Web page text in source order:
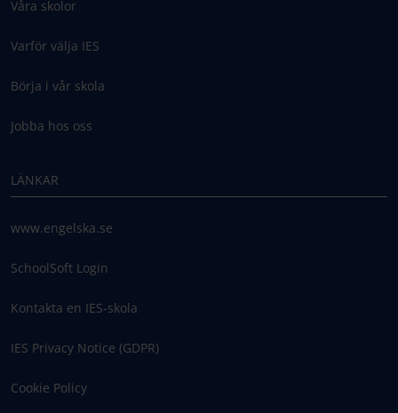
Våra skolor
Varför välja IES
Börja i vår skola
Jobba hos oss
LÄNKAR
www.engelska.se
SchoolSoft Login
Kontakta en IES-skola
IES Privacy Notice (GDPR)
Cookie Policy